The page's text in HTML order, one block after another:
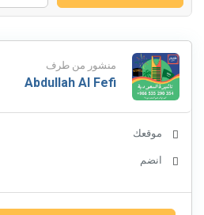
منشور من طرف
Abdullah Al Fefi
موقعك
انضم